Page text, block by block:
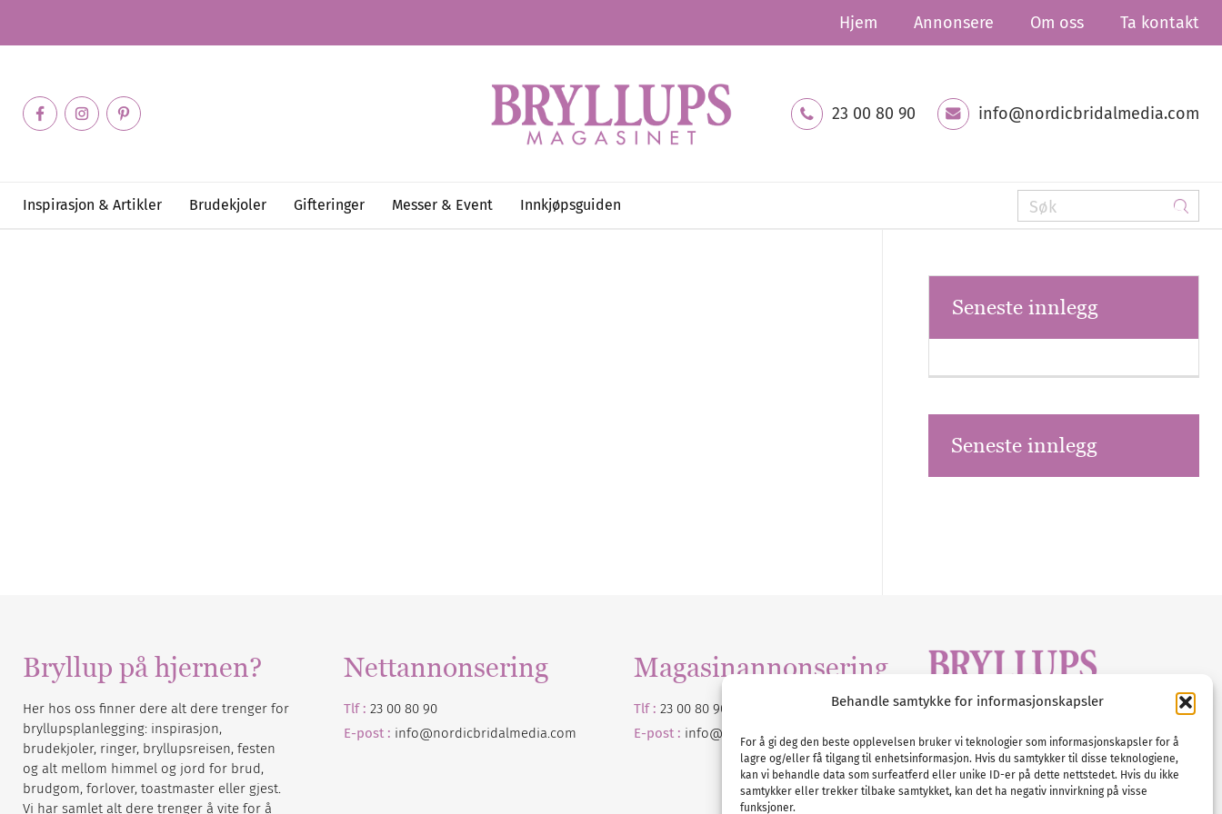
Behandle samtykke for informasjonskapsler
For å gi deg den beste opplevelsen bruker vi teknologier som informasjonskapsler for å
lagre og/eller få tilgang til enhetsinformasjon. Hvis du samtykker til disse teknologiene,
kan vi behandle data som surfeatferd eller unike ID-er på dette nettstedet. Hvis du ikke
samtykker eller trekker tilbake samtykket, kan det ha negativ innvirkning på visse
funksjoner.
Hjem Annonsere Om oss Ta kontakt
23 00 80 90 info@nordicbridalmedia.com
Inspirasjon & Artikler Brudekjoler Gifteringer Messer & Event Innkjøpsguiden
Seneste innlegg
Seneste innlegg
Bryllup på hjernen?
Her hos oss finner dere alt dere trenger for
bryllupsplanlegging: inspirasjon,
brudekjoler, ringer, bryllupsreisen, festen
og alt mellom himmel og jord for brud,
brudgom, forlover, toastmaster eller gjest.
Vi har samlet alt dere trenger å vite for å
Nettannonsering
Tlf : 23 00 80 90
E-post : info@nordicbridalmedia.com
Magasinannonsering
Tlf : 23 00 80 90
E-post : info@ nordicbridalmedia
E-post :info@nordicbridalmedia.com
Bryllupsmagasinet Norge
© All rights reserved.
VAT: NO911740648